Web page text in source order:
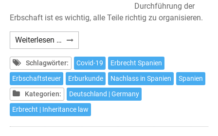
Durchführung der
Erbschaft ist es wichtig, alle Teile richtig zu organisieren.
Weiterlesen … Abwicklungen
für
Erbschaften
in
Spanien
Schlagwörter: Covid-19
Erbrecht Spanien
Erbschaftsteuer
Erburkunde Nachlass in Spanien
Spanien
Kategorien:
Deutschland | Germany
Erbrecht | Inheritance law